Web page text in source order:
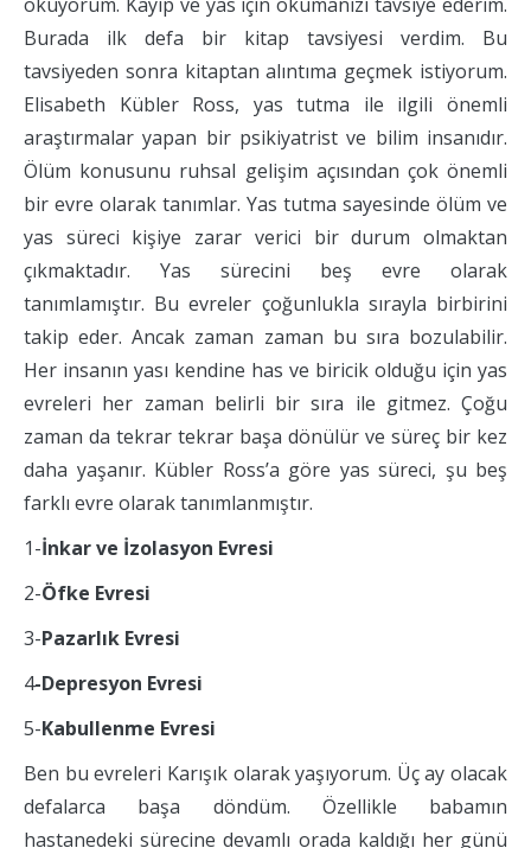
Burada ilk defa bir kitap tavsiyesi verdim. Bu
tavsiyeden sonra kitaptan alıntıma geçmek istiyorum.
Elisabeth Kübler Ross, yas tutma ile ilgili önemli
araştırmalar yapan bir psikiyatrist ve bilim insanıdır.
Ölüm konusunu ruhsal gelişim açısından çok önemli
bir evre olarak tanımlar. Yas tutma sayesinde ölüm ve
yas süreci kişiye zarar verici bir durum olmaktan
çıkmaktadır. Yas sürecini beş evre olarak
tanımlamıştır. Bu evreler çoğunlukla sırayla birbirini
takip eder. Ancak zaman zaman bu sıra bozulabilir.
Her insanın yası kendine has ve biricik olduğu için yas
evreleri her zaman belirli bir sıra ile gitmez. Çoğu
zaman da tekrar tekrar başa dönülür ve süreç bir kez
daha yaşanır. Kübler Ross’a göre yas süreci, şu beş
farklı evre olarak tanımlanmıştır.
1-İnkar ve İzolasyon Evresi
2-Öfke Evresi
3-Pazarlık Evresi
4-Depresyon Evresi
5-Kabullenme Evresi
Ben bu evreleri Karışık olarak yaşıyorum. Üç ay olacak
defalarca başa döndüm. Özellikle babamın
hastanedeki sürecine devamlı orada kaldığı her günü